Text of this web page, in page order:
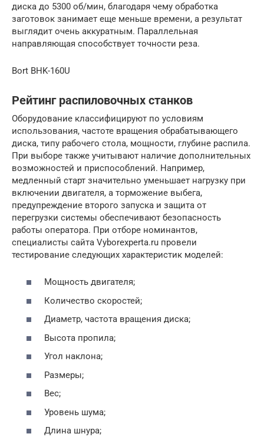
диска до 5300 об/мин, благодаря чему обработка
заготовок занимает еще меньше времени, а результат
выглядит очень аккуратным. Параллельная
направляющая способствует точности реза.
Bort BHK-160U
Рейтинг распиловочных станков
Оборудование классифицируют по условиям
использования, частоте вращения обрабатывающего
диска, типу рабочего стола, мощности, глубине распила.
При выборе также учитывают наличие дополнительных
возможностей и приспособлений. Например,
медленный старт значительно уменьшает нагрузку при
включении двигателя, а торможение выбега,
предупреждение второго запуска и защита от
перегрузки системы обеспечивают безопасность
работы оператора. При отборе номинантов,
специалисты сайта Vyborexperta.ru провели
тестирование следующих характеристик моделей:
Мощность двигателя;
Количество скоростей;
Диаметр, частота вращения диска;
Высота пропила;
Угол наклона;
Размеры;
Вес;
Уровень шума;
Длина шнура;